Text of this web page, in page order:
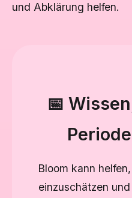
und Abklärung helfen.
📅
Bloom kann
einzuschätzen